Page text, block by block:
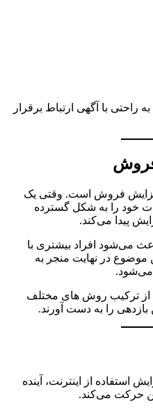
با آگهی ارتباط برقرار
فروش
افزایش فروش است. وقتی یک
خود را به شکل گسترده
پیدا می‌کند.
می‌شود افراد بیشتری با
در نهایت منجر به
می‌شود.
از ترکیب روش های مختلف
بازدهی را به دست آورند.
استفاده از اینترنت، آینده
حرکت می‌کند.